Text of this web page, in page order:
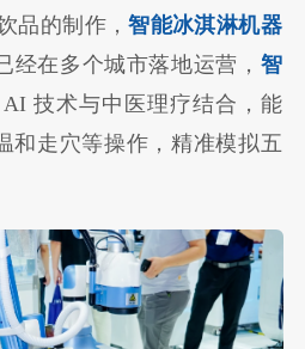
品的制作，智能冰淇淋机器
经在多个城市落地运营， 智
技术与中医理疗结合，能
和走穴等操作，精准模拟五